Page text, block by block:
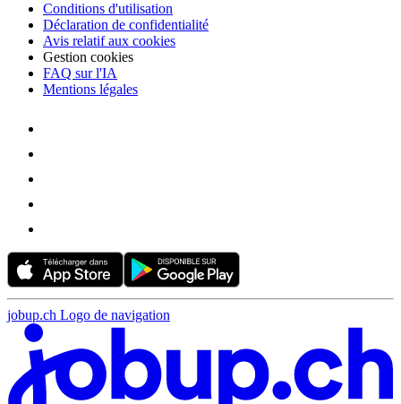
Conditions d'utilisation
Déclaration de confidentialité
Avis relatif aux cookies
Gestion cookies
FAQ sur l'IA
Mentions légales
jobup.ch Logo de navigation